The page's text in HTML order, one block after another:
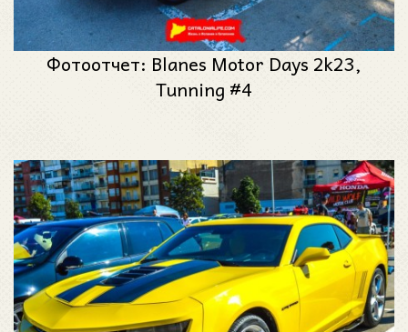
Фотоотчет: Blanes Motor Days 2k23,
Tunning #4